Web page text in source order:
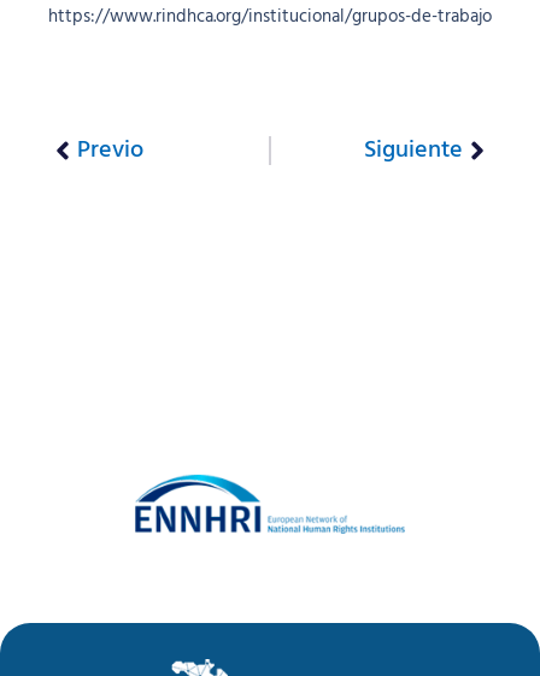
https://www.rindhca.org/institucional/grupos-de-trabajo
Previo Siguiente